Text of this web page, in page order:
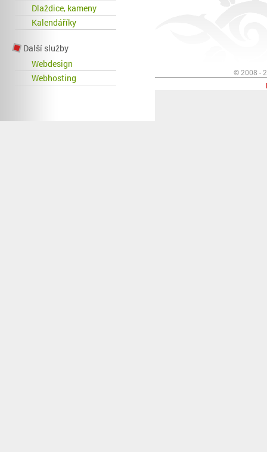
Dlaždice, kameny
Kalendáříky
Další služby
Webdesign
Webhosting
© 2008 -